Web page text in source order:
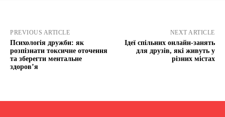
PREVIOUS ARTICLE
Психологія дружби: як
розпізнати токсичне оточення
та зберегти ментальне
здоров’я
NEXT ARTICLE
Ідеї спільних онлайн-занять
для друзів, які живуть у
різних містах